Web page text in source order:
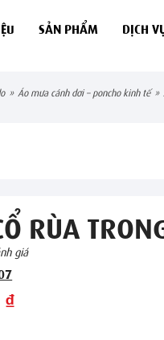
SẢN PHẨM DỊCH
» áo mưa cánh dơi – poncho kinh tế »
RÙA
giá